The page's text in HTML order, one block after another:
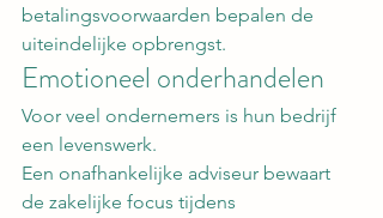
betalingsvoorwaarden bepalen de
uiteindelijke opbrengst.
Emotioneel onderhandelen
Voor veel ondernemers is hun bedrijf
een levenswerk.
Een onafhankelijke adviseur bewaart
de zakelijke focus tijdens